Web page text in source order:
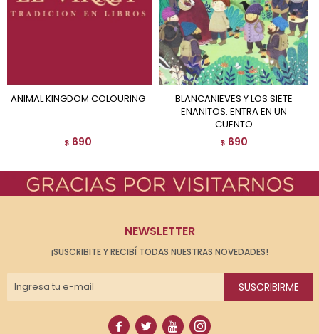
ANIMAL KINGDOM COLOURING
$ 690
BLANCANIEVES Y LOS SIETE
ENANITOS. ENTRA EN UN
CUENTO
$ 690
NEWSLETTER
¡SUSCRIBITE Y RECIBÍ TODAS NUESTRAS NOVEDADES!
SUSCRIBIRME
   